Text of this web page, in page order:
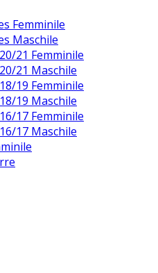
Femminile
Maschile
21 Femminile
21 Maschile
19 Femminile
19 Maschile
17 Femminile
17 Maschile